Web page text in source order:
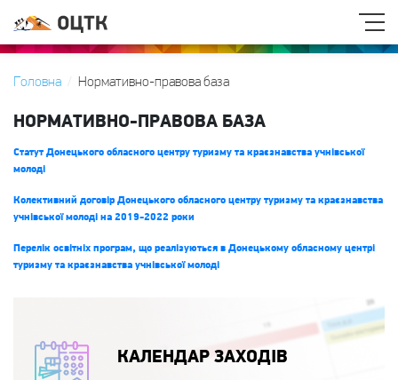
Головна Нормативно-правова база
НОРМАТИВНО-ПРАВОВА БАЗА
Статут Донецького обласного центру туризму та краєзнавства учнівської
молоді
Колективний договір Донецького обласного центру туризму та краєзнавства
учнівської молоді на 2019-2022 роки
Перелік освітніх програм, що реалізуються в Донецькому обласному центрі
туризму та краєзнавства учнівської молоді
КАЛЕНДАР ЗАХОДІВ